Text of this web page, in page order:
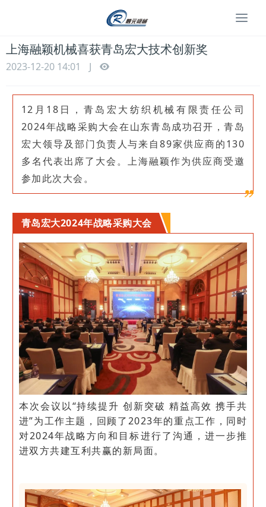
上海融颖机械喜获青岛宏大技术创新奖
2023-12-20 14:01
J
12月18日，青岛宏大纺织机械有限责任公司
2024年战略采购大会在山东青岛成功召开，青岛
宏大领导及部门负责人与来自89家供应商的130
多名代表出席了大会。上海融颖作为供应商受邀
参加此次大会。
青岛宏大2024年战略采购大会
本次会议以“持续提升 创新突破 精益高效 携手共
进”为工作主题，回顾了2023年的重点工作，同时
对2024年战略方向和目标进行了沟通，进一步推
进双方共建互利共赢的新局面。